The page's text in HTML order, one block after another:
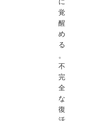
覚
醒
め
る
。
不
完
全
な
復